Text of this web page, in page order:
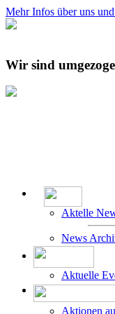
Mehr Infos über uns
Wir sind
Aktelle
News
Aktuelle
Aktionen